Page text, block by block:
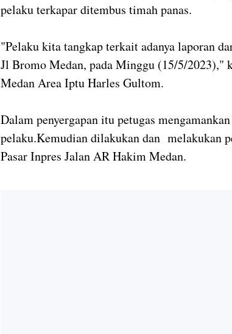
pelaku terkapar ditembus timah panas.
"Pelaku kita tangkap terkait adanya laporan
Jl Bromo Medan, pada Minggu (15/5/2023),"
Medan Area Iptu Harles Gultom.
Dalam penyergapan itu petugas
pelaku.Kemudian dilakukan dan melakukan
Pasar Inpres Jalan AR Hakim Medan.